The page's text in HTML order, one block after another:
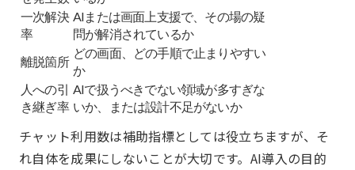
一次解決
率
AIまたは画面上支援で、その場の疑
問が解消されているか
離脱箇所
どの画面、どの手順で止まりやすい
か
人への引
き継ぎ率
AIで扱うべきでない領域が多すぎな
いか、または設計不足がないか
チャット利用数は補助指標としては役立ちますが、そ
れ自体を成果にしないことが大切です。AI導入の目的